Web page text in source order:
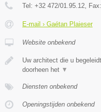
Tel: +32 472/01.95.12 , Fax:
E-mail › Gaétan Plaieser
Website onbekend
Uw architect die u
doorheen het ▼
Diensten onbekend
Openingstijden onbekend